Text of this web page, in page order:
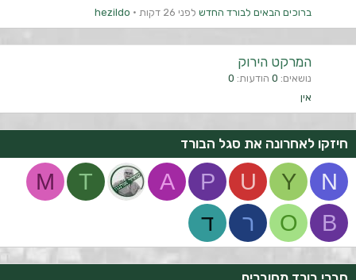
ברוכים הבאים לבורד החדש לפני 26 דקות hezildo
המרקט הירוק
נושאים 0 הודעות 0
אין
חיזקו לאחרונה את סגל הבורד
N
Y
U
P
A
T
M
B
O ר ד